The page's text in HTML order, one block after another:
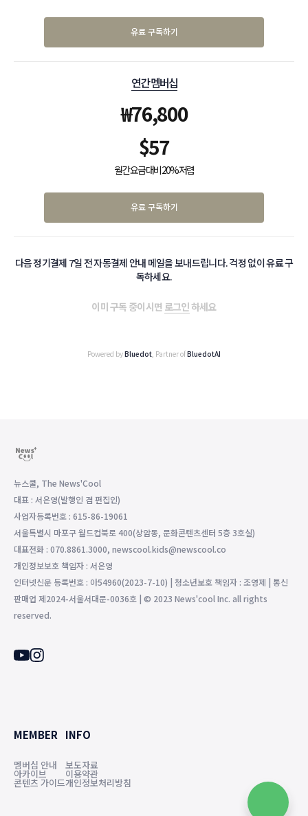
유료 구독하기
연간 멤버십
₩76,800
$57
월간 요금 대비 20% 저렴
유료 구독하기
다음 정기결제 7일 전 자동결제 안내 메일을 보내드립니다. 걱정 없이 유료 구
독하세요.
이미 구독 중이시면 로그인하세요
Powered byBluedot , Partner ofBluedotAI
뉴스쿨, The News'Cool
대표 : 서은영(발행인 겸 편집인)
사업자등록번호 : 615-86-19061
서울특별시 마포구 월드컵북로 400(상암동, 문화콘텐츠센터 5층 3호실)
대표전화 : 070.8861.3000, newscool.kids@newscool.co
개인정보보호 책임자 : 서은영
인터넷신문 등록번호 : 아54960(2023-7-10) | 청소년보호 책임자 : 조영제 | 통신
판매업 제2024-서울서대문-0036호 | © 2023 News'cool Inc. all rights
reserved.
MEMBER
멤버십 안내
아카이브
콘텐츠 가이드
INFO
보도자료
이용약관
개인정보처리방침